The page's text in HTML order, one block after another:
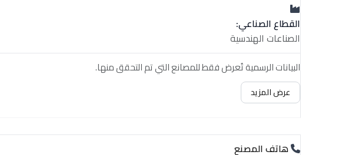
القطاع الصناعي:
الصناعات الهندسية
البيانات الرسمية تُعرض فقط للمصانع التي تم التحقق منها.
عرض المزيد
هاتف المصنع